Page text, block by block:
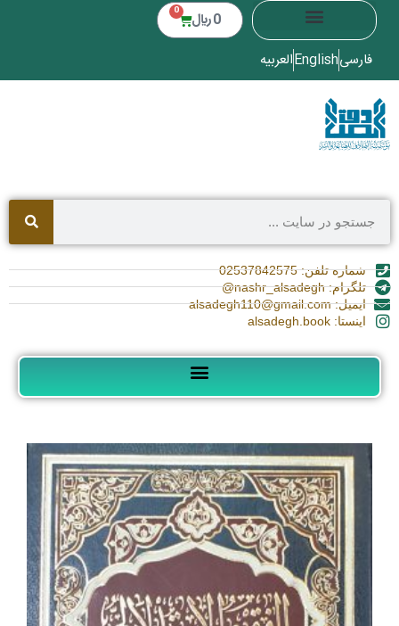
0 ﷼ 0
فارسیEnglishالعربیه
شماره تلفن: 02537842575
تلگرام: nashr_alsadegh@
ایمیل: alsadegh110@gmail.com
اینستا: alsadegh.book